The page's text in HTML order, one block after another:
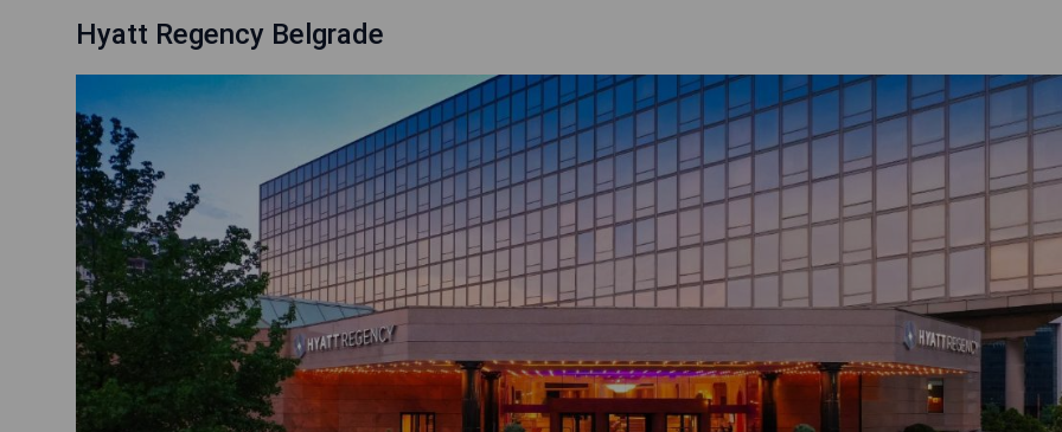
Hyatt Regency Belgrade